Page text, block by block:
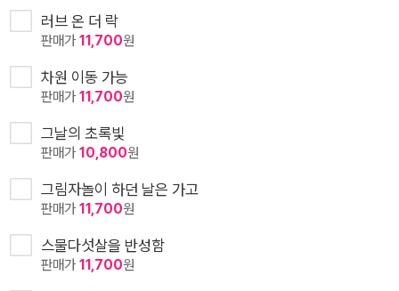
러브 온 더 락
판매가11,700원
차원 이동 가능
판매가11,700원
그날의 초록빛
판매가10,800원
그림자놀이 하던 날은 가고
판매가11,700원
스물다섯살을 반성함
판매가11,700원